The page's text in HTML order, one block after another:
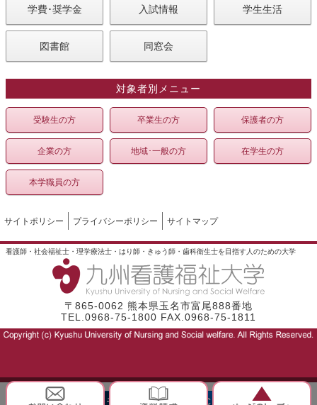
学費･奨学金 入試情報 学生生活
図書館 同窓会
対象者別メニュー
受験生の方 卒業生の方 保護者の方
企業の方 地域･一般の方 在学生の方
本学職員の方
サイトポリシー プライバシーポリシー サイトマップ
看護師・社会福祉士・理学療法士・はり師・きゅう師・歯科衛生士を目指す人のための大学
〒865-0062 熊本県玉名市富尾888番地
TEL.0968-75-1800 FAX.0968-75-1811
モバイル PC